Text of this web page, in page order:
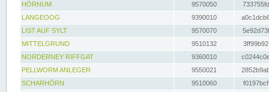
HÖRNUM
9570050
LANGEOOG
9390010
LIST AUF SYLT
9570070
MITTELGRUND
9510132
NORDERNEY RIFFGAT
9360010
PELLWORM ANLEGER
9550021
SCHARHÖRN
9510060